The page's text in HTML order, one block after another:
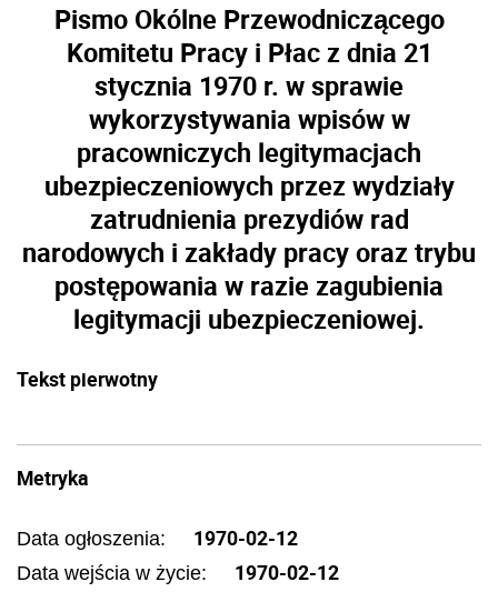
Pismo Okólne Przewodniczącego
Komitetu Pracy i Płac z dnia 21
stycznia 1970 r. w sprawie
wykorzystywania wpisów w
pracowniczych legitymacjach
ubezpieczeniowych przez wydziały
zatrudnienia prezydiów rad
narodowych i zakłady pracy oraz trybu
postępowania w razie zagubienia
legitymacji ubezpieczeniowej.
Tekst pierwotny
Metryka
Data ogłoszenia: 1970-02-12
Data wejścia w życie: 1970-02-12